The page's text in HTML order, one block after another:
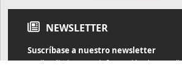
NEWSLETTER
Suscríbase a nuestro newsletter
Reciba diariamente información de